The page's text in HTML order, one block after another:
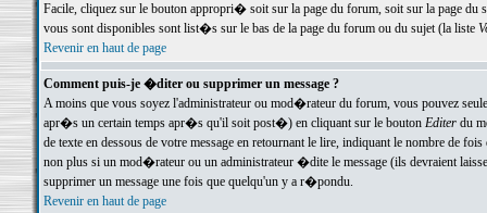
Facile, cliquez sur le bouton appropri� soit sur la page du forum, soit sur la page du
vous sont disponibles sont list�s sur le bas de la page du forum ou du sujet (la liste
Revenir en haut de page
Comment puis-je �diter ou supprimer un message ?
A moins que vous soyez l'administrateur ou mod�rateur du forum, vous pouvez
apr�s un certain temps apr�s qu'il soit post�) en cliquant sur le bouton Editerdu
de texte en dessous de votre message en retournant le lire, indiquant le nombre
non plus si un mod�rateur ou un administrateur �dite le message (ils devraient
supprimer un message une fois que quelqu'un y a r�pondu.
Revenir en haut de page